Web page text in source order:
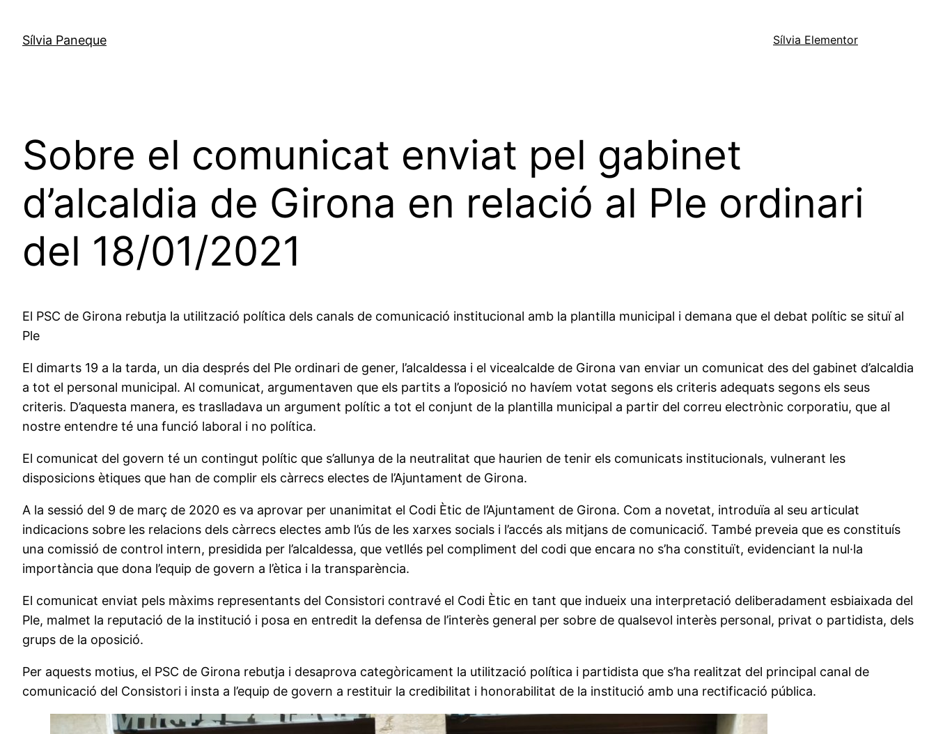
Sílvia Paneque Sílvia Elementor
Sobre el comunicat enviat pel gabinet
d’alcaldia de Girona en relació al Ple ordinari
del 18/01/2021
El PSC de Girona rebutja la utilització política dels canals de comunicació institucional amb la plantilla municipal i demana que el debat polític se situï al
Ple
El dimarts 19 a la tarda, un dia després del Ple ordinari de gener, l’alcaldessa i el vicealcalde de Girona van enviar un comunicat des del gabinet d’alcaldia
a tot el personal municipal. Al comunicat, argumentaven que els partits a l’oposició no havíem votat segons els criteris adequats segons els seus
criteris. D’aquesta manera, es traslladava un argument polític a tot el conjunt de la plantilla municipal a partir del correu electrònic corporatiu, que al
nostre entendre té una funció laboral i no política.
El comunicat del govern té un contingut polític que s’allunya de la neutralitat que haurien de tenir els comunicats institucionals, vulnerant les
disposicions ètiques que han de complir els càrrecs electes de l’Ajuntament de Girona.
A la sessió del 9 de març de 2020 es va aprovar per unanimitat el Codi Ètic de l’Ajuntament de Girona. Com a novetat, introduïa al seu articulat
indicacions sobre les relacions dels càrrecs electes amb l’ús de les xarxes socials i l’accés als mitjans de comunicació́. També preveia que es constituís
una comissió de control intern, presidida per l’alcaldessa, que vetllés pel compliment del codi que encara no s’ha constituït, evidenciant la nul·la
importància que dona l’equip de govern a l’ètica i la transparència.
El comunicat enviat pels màxims representants del Consistori contravé el Codi Ètic en tant que indueix una interpretació deliberadament esbiaixada del
Ple, malmet la reputació de la institució i posa en entredit la defensa de l’interès general per sobre de qualsevol interès personal, privat o partidista, dels
grups de la oposició.
Per aquests motius, el PSC de Girona rebutja i desaprova categòricament la utilització política i partidista que s’ha realitzat del principal canal de
comunicació del Consistori i insta a l’equip de govern a restituir la credibilitat i honorabilitat de la institució amb una rectificació pública.